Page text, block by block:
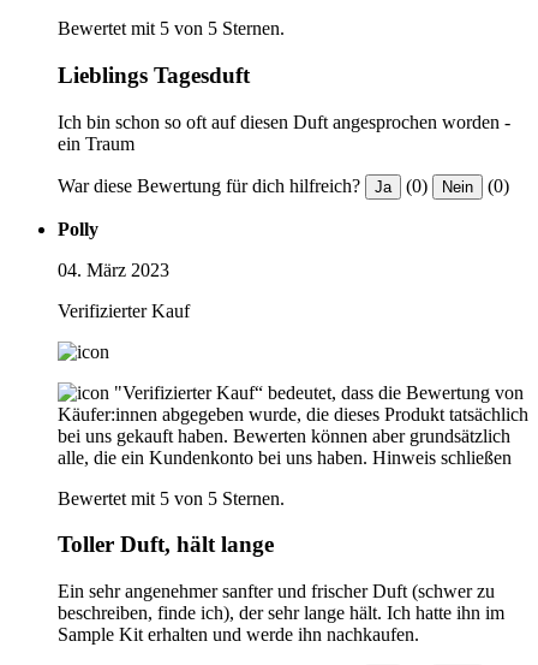
Bewertet mit 5 von 5 Sternen.
Lieblings Tagesduft
Ich bin schon so oft auf diesen Duft angesprochen worden -
ein Traum
War diese Bewertung für dich hilfreich? Ja (0) Nein (0)
Polly
04. März 2023
Verifizierter Kauf
"Verifizierter Kauf“ bedeutet, dass die Bewertung von
Käufer:innen abgegeben wurde, die dieses Produkt tatsächlich
bei uns gekauft haben. Bewerten können aber grundsätzlich
alle, die ein Kundenkonto bei uns haben. Hinweis schließen
Bewertet mit 5 von 5 Sternen.
Toller Duft, hält lange
Ein sehr angenehmer sanfter und frischer Duft (schwer zu
beschreiben, finde ich), der sehr lange hält. Ich hatte ihn im
Sample Kit erhalten und werde ihn nachkaufen.